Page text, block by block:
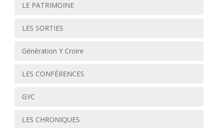
LE PATRIMOINE
LES SORTIES
Génération Y Croire
LES CONFÉRENCES
GYC
LES CHRONIQUES